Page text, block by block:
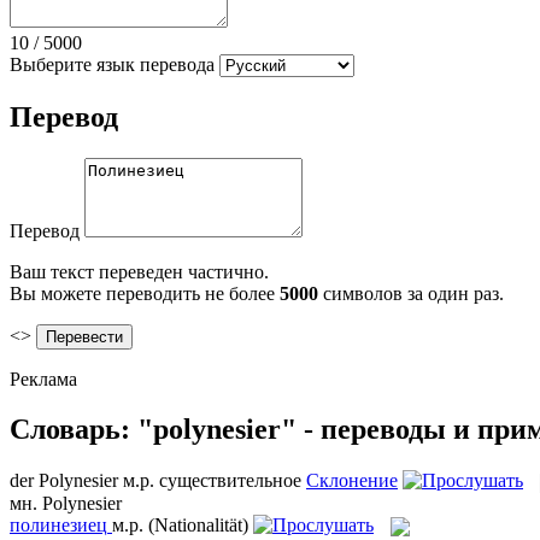
10 / 5000
Выберите язык перевода
Перевод
Перевод
Ваш текст переведен частично.
Вы можете переводить не более 5000 символов за один раз.
<>
Реклама
Словарь: "polynesier" - переводы и
derPolynesier м.р. существительное Склонение
мн. Polynesier
полинезиец м.р. (Nationalität)